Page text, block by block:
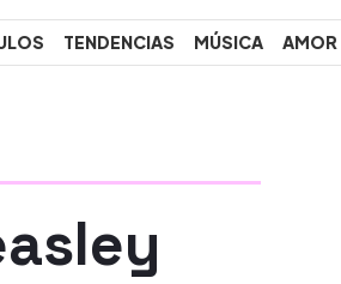
TENDENCIAS MÚSICA AMOR